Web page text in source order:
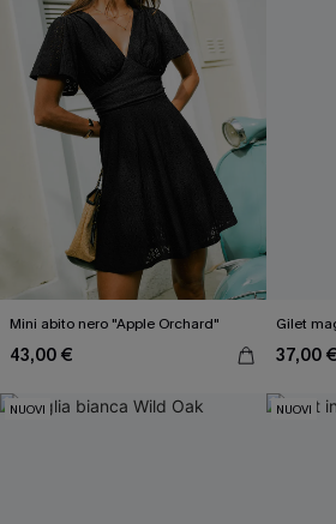
Mini abito nero "Apple Orchard"
43,00 €
Gilet
37,00 €
NUOVI NUOVI